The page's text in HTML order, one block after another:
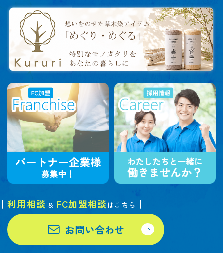
利用相談 & FC加盟相談はこちら
お問い合わせ